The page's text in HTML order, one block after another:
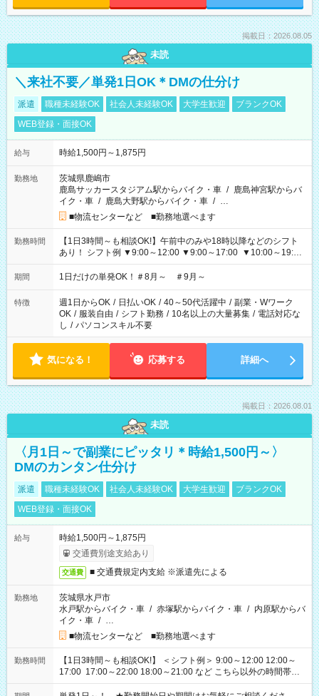
掲載日：2026.08.05
未読
＼来社不要／単発1日OK＊DMの仕分け
派遣 職種未経験OK 社会人未経験OK 大学生歓迎
ブランクOK
WEB登録・面接OK
給与 時給1,500円～1,875円
勤務地
茨城県鹿嶋市
鹿島サッカースタジアム駅からバイク・車 / 鹿島神宮駅からバ
イク・車 / 鹿島大野駅からバイク・車 / …
■物流センターなど ■勤務地選べます
勤務時間
【1日3時間～も相談OK!】午前中のみや18時以降などのシフト
あり！ シフト例 ▼9:00～12:00 ▼9:00～17:00 ▼10:00～19:00
▼18:00～21:00
期間 1日だけの単発OK！＃8月～ ＃9月～
特徴 週1日からOK / 日払いOK / 40～50代活躍中 / 副業・Wワーク
OK / 服装自由 / シフト勤務 / 10名以上の大量募集 / 電話対応な
し / パソコンスキル不要
気になる！ 応募する 詳細へ
掲載日：2026.08.01
未読
〈月1日～で副業にピッタリ＊時給1,500円～〉
DMのカンタン仕分け
派遣 職種未経験OK 社会人未経験OK 大学生歓迎
ブランクOK
WEB登録・面接OK
給与
時給1,500円～1,875円
交通費別途支給あり
交通費 ■ 交通費規定内支給 ※派遣先による
勤務地
茨城県水戸市
水戸駅からバイク・車 / 赤塚駅からバイク・車 / 内原駅からバ
イク・車 / …
■物流センターなど ■勤務地選べます
勤務時間
【1日3時間～も相談OK!】 ＜シフト例＞ 9:00～12:00 12:00～
17:00 17:00～22:00 18:00～21:00 など こちら以外の時間帯も
お気軽にご相談ください！